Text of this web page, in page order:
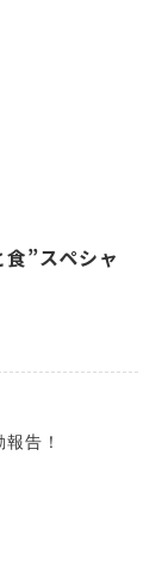
”スペシャ